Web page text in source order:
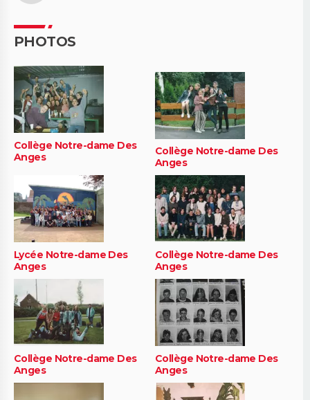
PHOTOS
Collège Notre-dame Des
Anges
Collège Notre-dame Des
Anges
Lycée Notre-dame Des
Anges
Collège Notre-dame Des
Anges
Collège Notre-dame Des
Anges
Collège Notre-dame Des
Anges